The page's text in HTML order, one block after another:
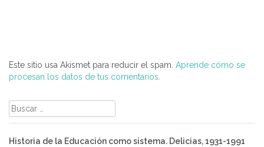
Este sitio usa Akismet para reducir el spam. Aprende cómo se
procesan los datos de tus comentarios.
Buscar:
Historia de la Educación como sistema. Delicias, 1931-1991